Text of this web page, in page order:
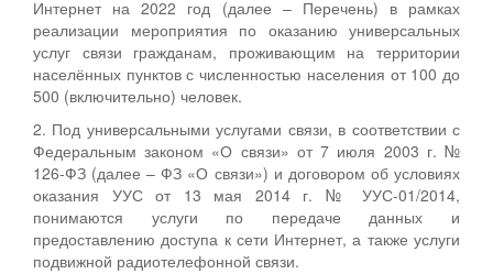
Интернет на 2022 год (далее – Перечень) в рамках
реализации мероприятия по оказанию универсальных
услуг связи гражданам, проживающим на территории
населённых пунктов с численностью населения от 100 до
500 (включительно) человек.
2. Под универсальными услугами связи, в соответствии с
Федеральным законом «О связи» от 7 июля 2003 г. №
126-ФЗ (далее – ФЗ «О связи») и договором об условиях
оказания УУС от 13 мая 2014 г. № УУС-01/2014,
понимаются услуги по передаче данных и
предоставлению доступа к сети Интернет, а также услуги
подвижной радиотелефонной связи.